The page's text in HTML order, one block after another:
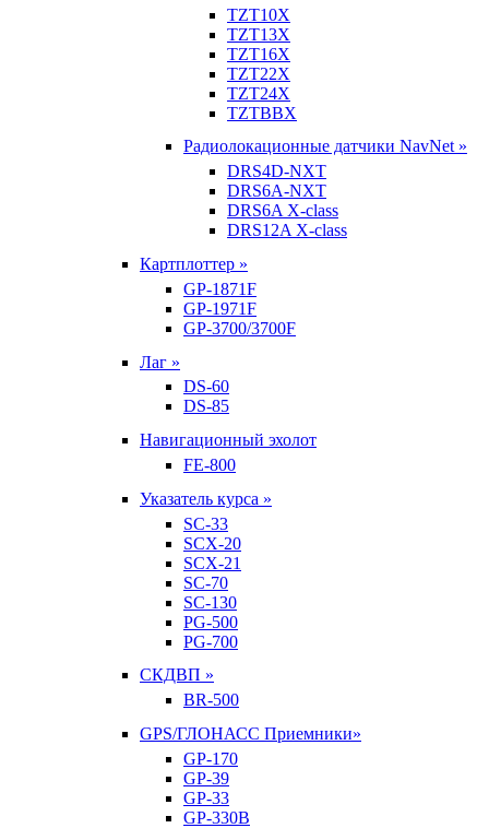
TZT10X
TZT13X
TZT16X
TZT22X
TZT24X
TZTBBX
Радиолокационные датчики NavNet »
DRS4D-NXT
DRS6A-NXT
DRS6A X-class
DRS12A X-class
Картплоттер »
GP-1871F
GP-1971F
GP-3700/3700F
Лаг »
DS-60
DS-85
Навигационный эхолот
FE-800
Указатель курса »
SC-33
SCX-20
SCX-21
SC-70
SC-130
PG-500
PG-700
СКДВП »
BR-500
GPS/ГЛОНАСС Приемники»
GP-170
GP-39
GP-33
GP-330B